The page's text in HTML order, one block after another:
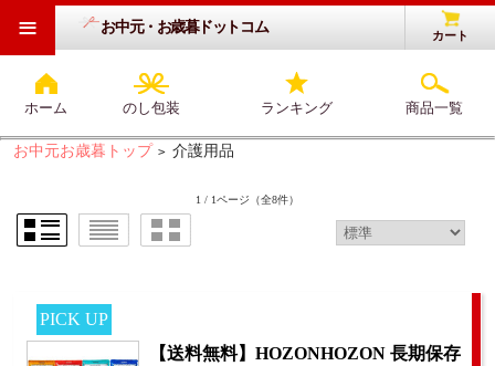
お中元・お歳暮ドットコム カート
ホーム のし包装 ランキング 商品一覧
≡
お中元お歳暮トップ > 介護用品
1 / 1ページ （全8件）
PICK UP
【送料無料】HOZONHOZON 長期保存